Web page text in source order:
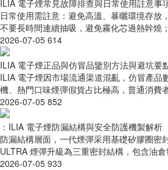
ILIA 電子煙常見故障排查與日常使用註意事
日常使用需註意：避免高溫、暴曬環境存放
不要長時間連續抽吸，避免霧化芯過熱幹燒
2026-07-05 614
ILIA 電子煙正品與仿冒品鑒別方法與避坑要
ILIA 電子煙因市場流通渠道混亂，仿冒產品
機、熱門口味煙彈假貨占比極高，普通消費
2026-07-05 852
：ILIA 電子煙防漏結構與安全防護機製解析
防漏結構層面，一代煙彈采用基礎矽膠圈密
ULTRA 煙彈升級為三重密封結構，包含油
2026-07-05 933